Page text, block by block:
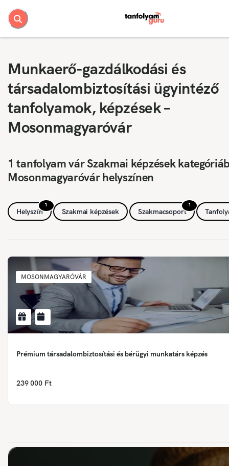
Munkaerő-gazdálkodási és
társadalombiztosítási ügyintéző
tanfolyamok, képzések –
Mosonmagyaróvár
1 tanfolyam vár Szakmai képzések
Mosonmagyaróvár helyszínen
1
Helyszín Szakmai képzések
1
Szakmacsoport
MOSONMAGYARÓVÁR
Prémium társadalombiztosítási és bérügyi munkatárs képzés
239 000 Ft